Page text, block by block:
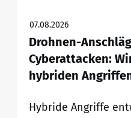
07.08.2026
Drohnen-
Cyberattacken:
hybriden
Hybride Angriffe